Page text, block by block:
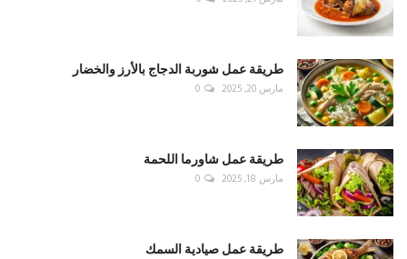
طريقة عمل شوربة الدجاج بالأرز والخضار
مارس 20, 2025 0
طريقة عمل شاورما اللحمة
مارس 18, 2025 0
طريقة عمل صيادية السمك